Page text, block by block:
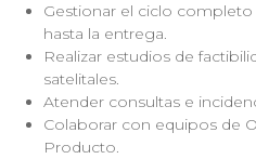
Gestionar el ciclo
hasta la entrega.
Realizar estudios de
satelitales.
Atender consultas e
Colaborar con equipos de
Producto.